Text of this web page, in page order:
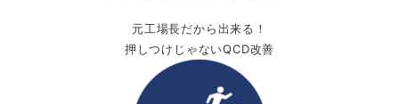
元工場長だから出来る！
押しつけじゃないQCD改善